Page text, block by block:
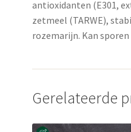
antioxidanten (E301,
zetmeel (TARWE),
rozemarijn. Kan
Gerelateerde
Dit